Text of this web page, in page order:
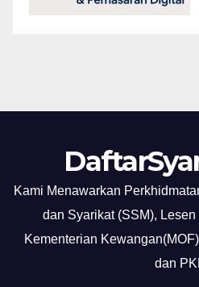
Kami Menawarkan
dan Syarikat (SSM), Lesen
Kementerian
dan